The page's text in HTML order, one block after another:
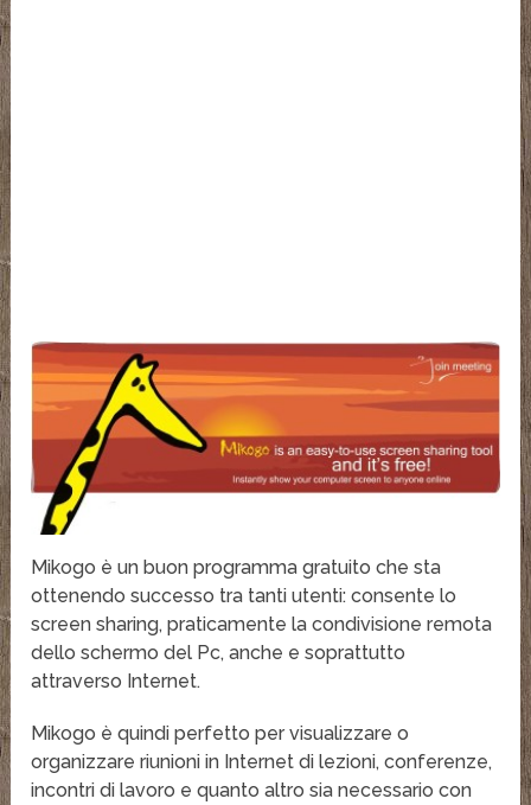
Mikogo è un buon programma gratuito che sta
ottenendo successo tra tanti utenti: consente lo
screen sharing, praticamente la condivisione remota
dello schermo del Pc, anche e soprattutto
attraverso Internet.
Mikogo è quindi perfetto per visualizzare o
organizzare riunioni in Internet di lezioni, conferenze,
incontri di lavoro e quanto altro sia necessario con